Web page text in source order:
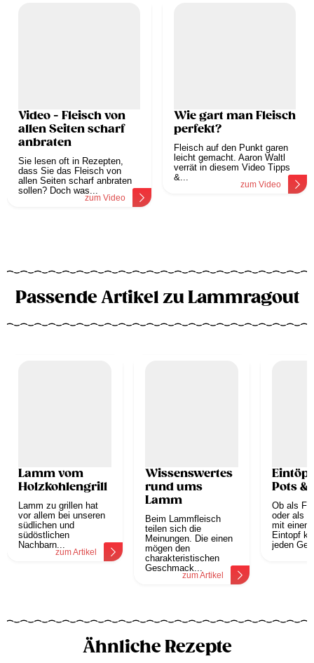
Video - Fleisch von
allen Seiten scharf
anbraten
Sie lesen oft in Rezepten,
dass Sie das Fleisch von
allen Seiten scharf anbraten
sollen? Doch was...
zum Video
Wie gart man Fleisch
perfekt?
Fleisch auf den Punkt garen
leicht gemacht. Aaron Waltl
verrät in diesem Video Tipps
&...
zum Video
Passende Artikel zu Lammragout
Lamm vom
Holzkohlengrill
Lamm zu grillen hat
vor allem bei unseren
südlichen und
südöstlichen
Nachbarn...
zum Artikel
Wissenswertes
rund ums
Lamm
Beim Lammfleisch
teilen sich die
Meinungen. Die einen
mögen den
charakteristischen
Geschmack...
zum Artikel
Pots &
Ob als
oder als
mit
Eintopf
jeden
Ähnliche Rezepte